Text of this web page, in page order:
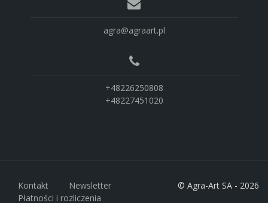
agra@agraart.pl
+48226250808
+48227451020
Kontakt
Newsletter
Płatności i rozliczenia
© Agra-Art SA - 2026